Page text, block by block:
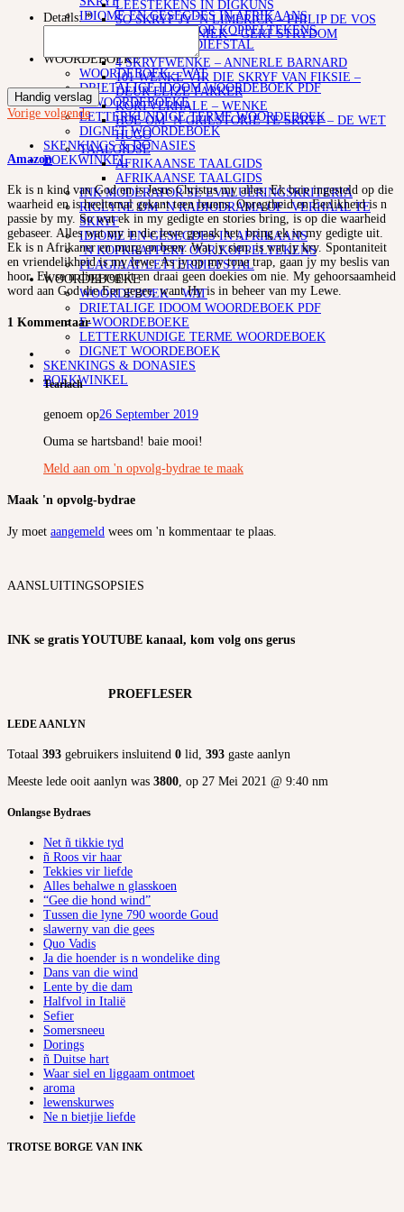
IDIOME EN GESEGDES IN AFRIKAANS
‘N KOPKRAPPERY OOR KOPPELTEKENS
PLAGIAAT/LETTERDIEFSTAL
WOORDEBOEKE
WOORDEBOEK – WAT
DRIETALIGE IDOOM WOORDEBOEK PDF
E-WOORDEBOEKE
LETTERKUNDIGE TERME WOORDEBOEK
DIGNET WOORDEBOEK
SKENKINGS & DONASIES
BOEKWINKEL
LEESTEKENS IN DIGKUNS
SO SKRYF JY ‘N LIMERICK – PHILIP DE VOS
STOF EN TEGNIEK – GERT STRYDOM
4 SKRYFWENKE – ANNERLE BARNARD
101 WENKE VIR DIE SKRYF VAN FIKSIE –
DEUR ELIZE PARKER
KORTVERHALE – WENKE
HOE OM ‘N GRILSTORIE TE SKRYF – DE WET
HUGO
TAALGIDSE
AFRIKAANSE TAALGIDS
AFRIKAANSE TAALGIDS
INK MODERATOR SE EVALUERINGSKRITERIA
RIGLYNE OM ‘N RADIODRAMA OF -VERHAAL TE
SKRYF
IDIOME EN GESEGDES IN AFRIKAANS
‘N KOPKRAPPERY OOR KOPPELTEKENS
PLAGIAAT/LETTERDIEFSTAL
WOORDEBOEKE
WOORDEBOEK – WAT
DRIETALIGE IDOOM WOORDEBOEK PDF
E-WOORDEBOEKE
LETTERKUNDIGE TERME WOORDEBOEK
DIGNET WOORDEBOEK
SKENKINGS & DONASIES
BOEKWINKEL
Details:*
Handig verslag
Vorige volgende
Amazon
Ek is n kind van God en is Jesus Christus my alles. Ek baie ingesteld op die
waarheid en is heeltemal gekant teen leuens. Opregtheid en Eerlikheid is n
passie by my. So wat ek in my gedigte en stories bring, is op die waarheid
gebaseer. Alles wat my in die lewe geraak het, bring ek in my gedigte uit.
Ek is n Afrikaner en murg en been. Wat jy sien, is wat jy kry. Spontaniteit
en vriendelikheid is my lewe. As jy op my tone trap, gaan jy my beslis van
hoor. Ek se n ding reguit en draai geen doekies om nie. My gehoorsaamheid
word aan God die Eer gegee, want Hy is in beheer van my Lewe.
1 Kommentaar
Tearlach
genoem op26 September 2019
Ouma se hartsband! baie mooi!
Meld aan om 'n opvolg-bydrae te maak
Maak 'n opvolg-bydrae
Jy moet aangemeld wees om 'n kommentaar te plaas.
AANSLUITINGSOPSIES
INK se gratis YOUTUBE kanaal, kom volg ons gerus
PROEFLESER
LEDE AANLYN
Totaal 393 gebruikers insluitend 0 lid, 393 gaste aanlyn
Meeste lede ooit aanlyn was 3800, op 27 Mei 2021 @ 9:40 nm
Onlangse Bydraes
Net ñ tikkie tyd
ñ Roos vir haar
Tekkies vir liefde
Alles behalwe n glasskoen
“Gee die hond wind”
Tussen die lyne 790 woorde Goud
slawerny van die gees
Quo Vadis
Ja die hoender is n wondelike ding
Dans van die wind
Lente by die dam
Halfvol in Italië
Sefier
Somersneeu
Dorings
ñ Duitse hart
Waar siel en liggaam ontmoet
aroma
lewenskurwes
Ne n bietjie liefde
TROTSE BORGE VAN INK